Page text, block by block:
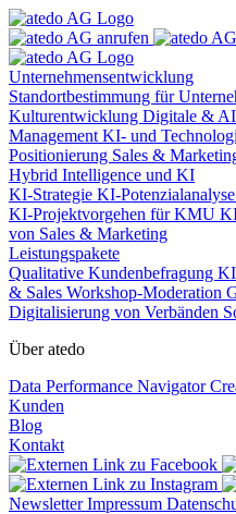
Unternehmensentwicklung
Standortbestimmung für
Kulturentwicklung Digitale & AI
Management KI- und
Positionierung Sales &
Hybrid Intelligence und KI
KI-Strategie KI-Potenzialanalyse
KI-Projektvorgehen für KMU
von Sales & Marketing
Leistungspakete
Qualitative Kundenbefragung
& Sales Workshop-Moderation
Digitalisierung von Verbänden
Über atedo
Data Performance Navigator
Kunden
Blog
Kontakt
NewsletterImpressum